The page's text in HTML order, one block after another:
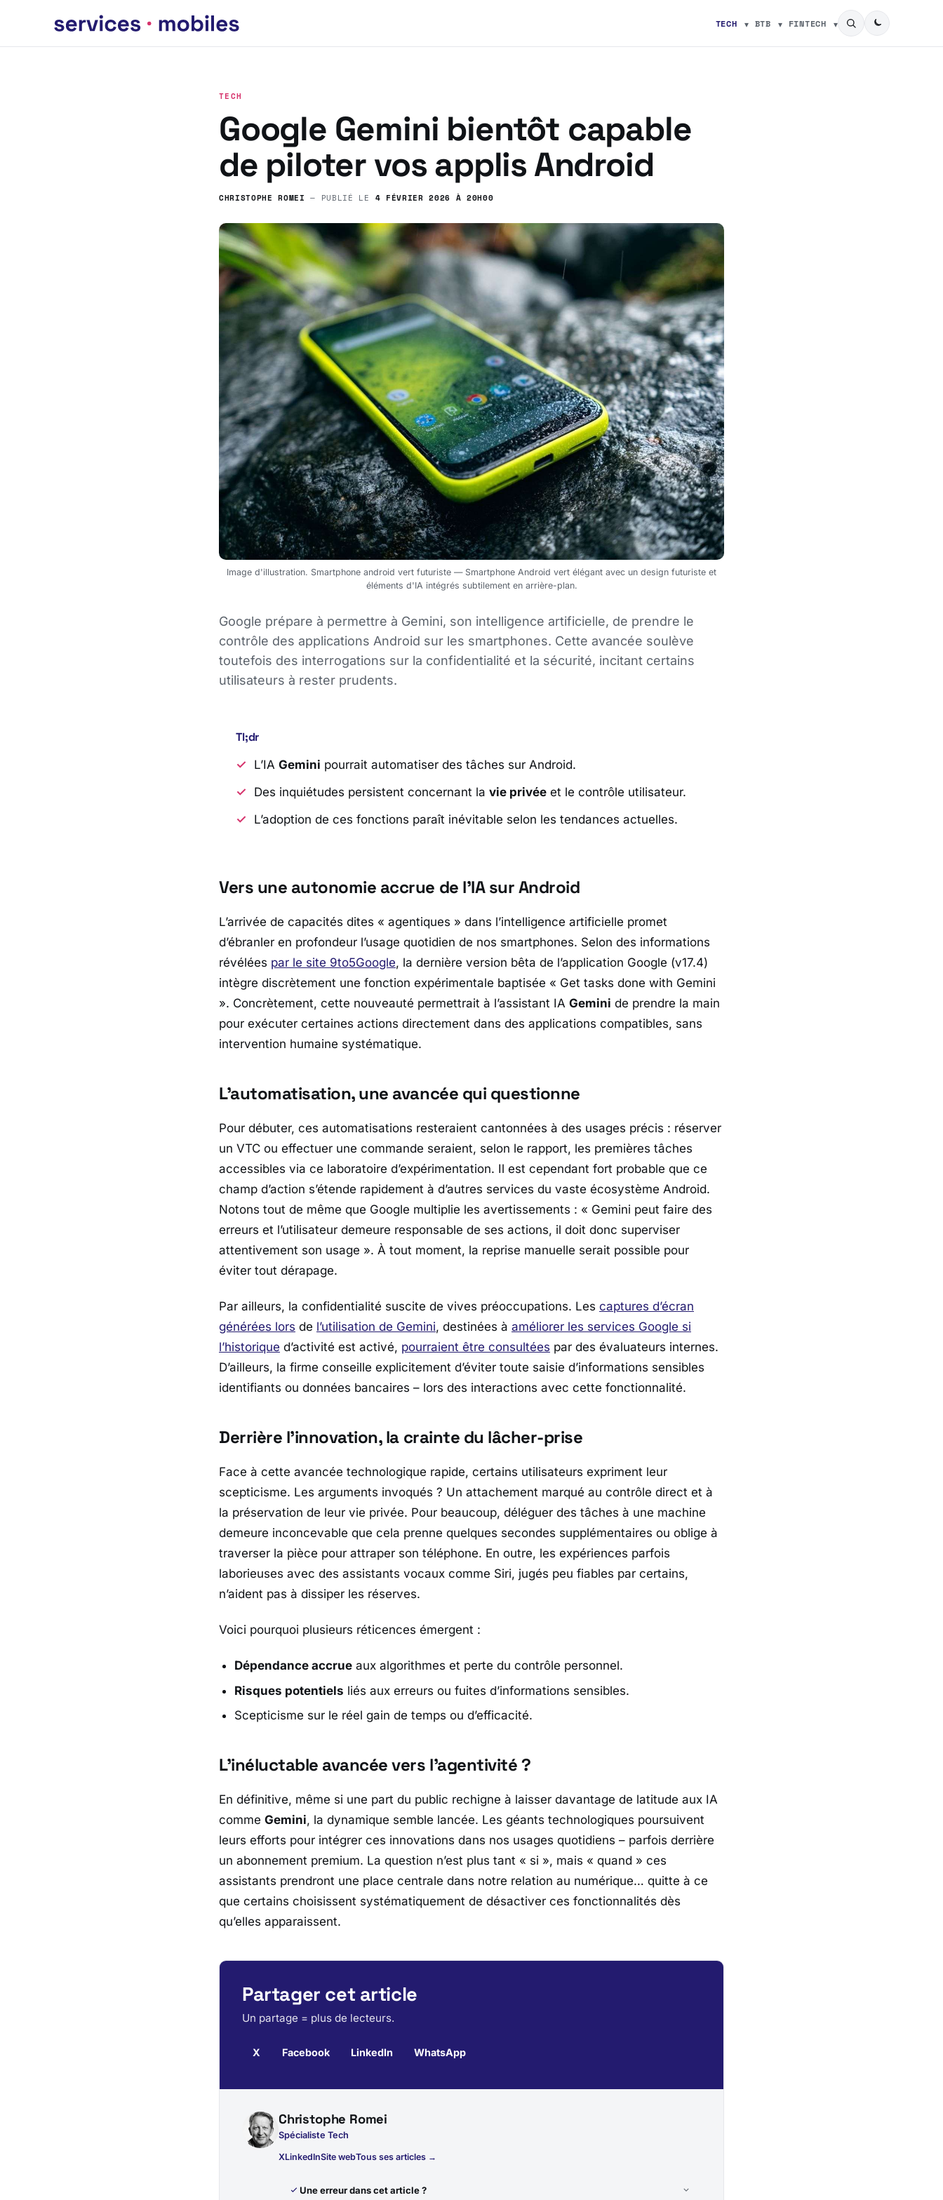
TECH BTB FINTECH
TECH
Google Gemini bientôt capable
de piloter vos applis Android
CHRISTOPHE ROMEI — PUBLIÉ LE 4 FÉVRIER 2026 À 20H00
Image d'illustration. Smartphone android vert futuriste — Smartphone Android vert élégant avec un design futuriste et
éléments d'IA intégrés subtilement en arrière-plan.
Google prépare à permettre à Gemini, son intelligence artificielle, de prendre le
contrôle des applications Android sur les smartphones. Cette avancée soulève
toutefois des interrogations sur la confidentialité et la sécurité, incitant certains
utilisateurs à rester prudents.
Tl;dr
L’IA Gemini pourrait automatiser des tâches sur Android.
Des inquiétudes persistent concernant la vie privéeet le contrôle utilisateur.
L’adoption de ces fonctions paraît inévitable selon les tendances actuelles.
Vers une autonomie accrue de l’IA sur Android
L’arrivée de capacités dites « agentiques » dans l’intelligence artificielle promet
d’ébranler en profondeur l’usage quotidien de nos smartphones. Selon des informations
révélées par le site 9to5Google, la dernière version bêta de l’application Google (v17.4)
intègre discrètement une fonction expérimentale baptisée « Get tasks done with Gemini
». Concrètement, cette nouveauté permettrait à l’assistant IA Gemini de prendre la main
pour exécuter certaines actions directement dans des applications compatibles, sans
intervention humaine systématique.
L’automatisation, une avancée qui questionne
Pour débuter, ces automatisations resteraient cantonnées à des usages précis : réserver
un VTC ou effectuer une commande seraient, selon le rapport, les premières tâches
accessibles via ce laboratoire d’expérimentation. Il est cependant fort probable que ce
champ d’action s’étende rapidement à d’autres services du vaste écosystème Android.
Notons tout de même que Google multiplie les avertissements : « Gemini peut faire des
erreurs et l’utilisateur demeure responsable de ses actions, il doit donc superviser
attentivement son usage ». À tout moment, la reprise manuelle serait possible pour
éviter tout dérapage.
Par ailleurs, la confidentialité suscite de vives préoccupations. Les captures d’écran
générées lors de l’utilisation de Gemini, destinées à améliorer les services Google si
l’historique d’activité est activé, pourraient être consultées par des évaluateurs internes.
D’ailleurs, la firme conseille explicitement d’éviter toute saisie d’informations sensibles
identifiants ou données bancaires – lors des interactions avec cette fonctionnalité.
Derrière l’innovation, la crainte du lâcher-prise
Face à cette avancée technologique rapide, certains utilisateurs expriment leur
scepticisme. Les arguments invoqués ? Un attachement marqué au contrôle direct et à
la préservation de leur vie privée. Pour beaucoup, déléguer des tâches à une machine
demeure inconcevable que cela prenne quelques secondes supplémentaires ou oblige à
traverser la pièce pour attraper son téléphone. En outre, les expériences parfois
laborieuses avec des assistants vocaux comme Siri, jugés peu fiables par certains,
n’aident pas à dissiper les réserves.
Voici pourquoi plusieurs réticences émergent :
Dépendance accrue aux algorithmes et perte du contrôle personnel.
Risques potentiels liés aux erreurs ou fuites d’informations sensibles.
Scepticisme sur le réel gain de temps ou d’efficacité.
L’inéluctable avancée vers l’agentivité ?
En définitive, même si une part du public rechigne à laisser davantage de latitude aux IA
comme Gemini, la dynamique semble lancée. Les géants technologiques poursuivent
leurs efforts pour intégrer ces innovations dans nos usages quotidiens – parfois derrière
un abonnement premium. La question n’est plus tant « si », mais « quand » ces
assistants prendront une place centrale dans notre relation au numérique… quitte à ce
que certains choisissent systématiquement de désactiver ces fonctionnalités dès
qu’elles apparaissent.
Partager cet article
Un partage = plus de lecteurs.
X Facebook LinkedIn WhatsApp
Christophe Romei
Spécialiste Tech
XLinkedInSite webTous ses articles →
Une erreur dans cet article ?